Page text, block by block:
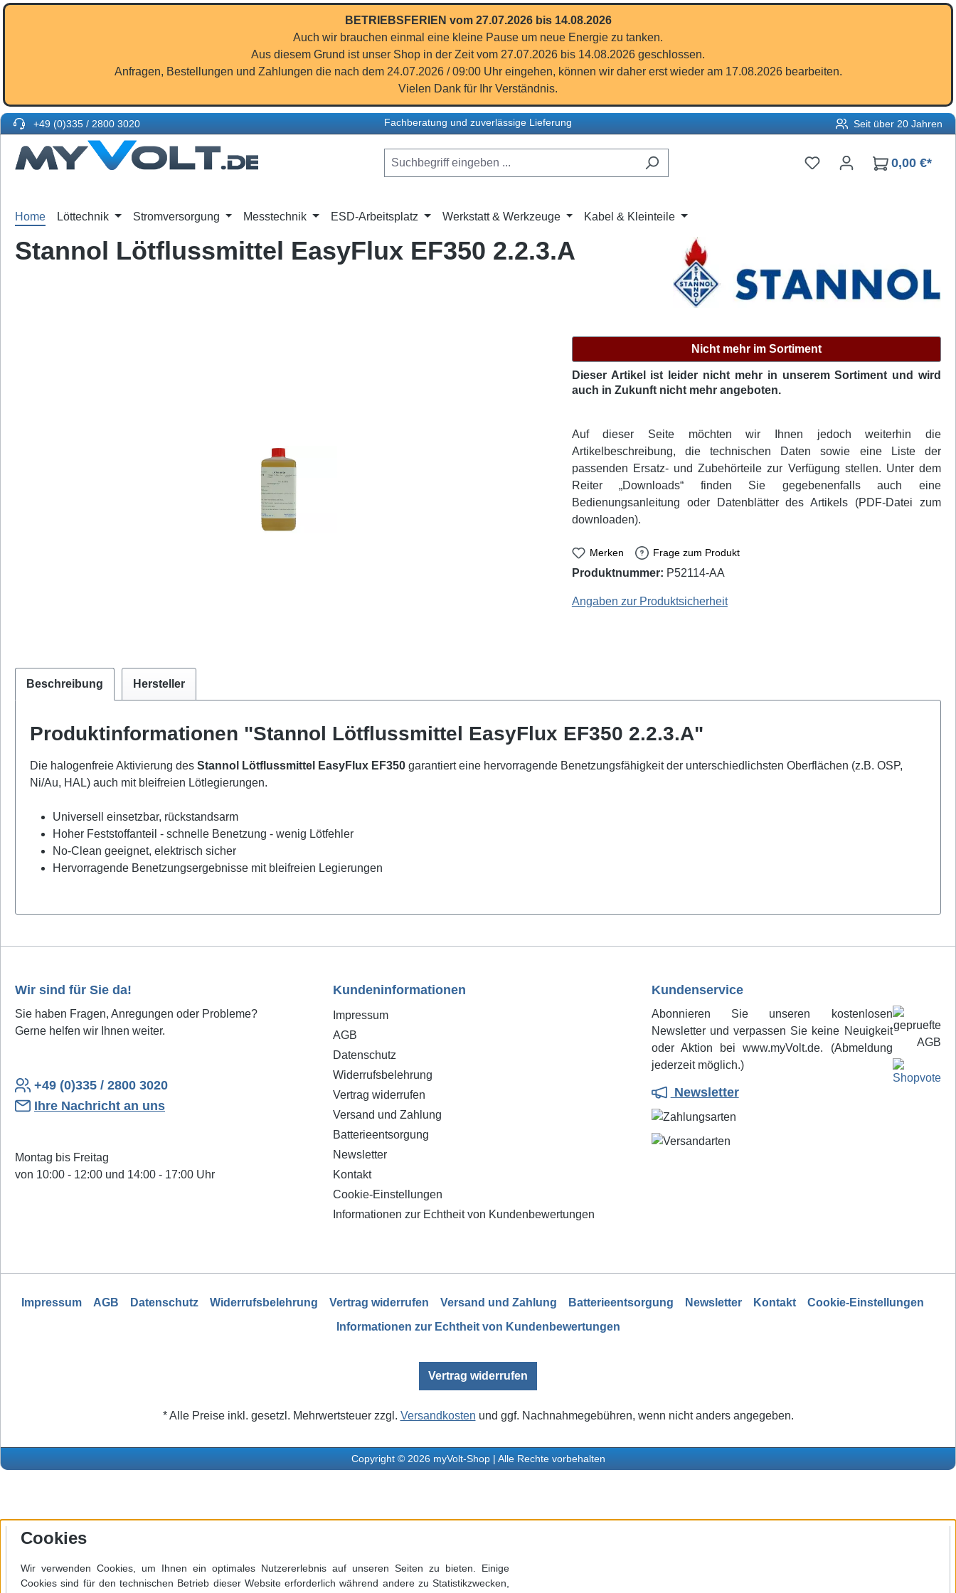
BETRIEBSFERIEN vom 27.07.2026 bis 14.08.2026
Auch wir brauchen einmal eine kleine Pause um neue Energie zu tanken.
Aus diesem Grund ist unser Shop in der Zeit vom 27.07.2026 bis 14.08.2026 geschlossen.
Anfragen, Bestellungen und Zahlungen die nach dem 24.07.2026 / 09:00 Uhr eingehen, können wir daher erst wieder am 17.08.2026 bearbeiten.
Vielen Dank für Ihr Verständnis.
+49 (0)335 / 2800 3020 Fachberatung und zuverlässige Lieferung Seit über 20 Jahren
Du hast 0 Produkte auf
0,00 €*
Home Löttechnik Stromversorgung Messtechnik ESD-Arbeitsplatz Werkstatt & Werkzeuge Kabel & Kleinteile
Stannol Lötflussmittel EasyFlux EF350 2.2.3.A
Nicht mehr im Sortiment
Dieser Artikel ist leider nicht mehr in unserem Sortiment und wird
auch in Zukunft nicht mehr angeboten.
Auf dieser Seite möchten wir Ihnen jedoch weiterhin die
Artikelbeschreibung, die technischen Daten sowie eine Liste der
passenden Ersatz- und Zubehörteile zur Verfügung stellen. Unter dem
Reiter „Downloads“ finden Sie gegebenenfalls auch eine
Bedienungsanleitung oder Datenblätter des Artikels (PDF-Datei zum
downloaden).
Merken Frage zum Produkt
Produktnummer: P52114-AA
Angaben zur Produktsicherheit
Beschreibung Hersteller
Produktinformationen "Stannol Lötflussmittel EasyFlux EF350 2.2.3.A"
Die halogenfreie Aktivierung des Stannol Lötflussmittel EasyFlux EF350 garantiert eine hervorragende Benetzungsfähigkeit der unterschiedlichsten Oberflächen (z.B. OSP,
Ni/Au, HAL) auch mit bleifreien Lötlegierungen.
Universell einsetzbar, rückstandsarm
Hoher Feststoffanteil - schnelle Benetzung - wenig Lötfehler
No-Clean geeignet, elektrisch sicher
Hervorragende Benetzungsergebnisse mit bleifreien Legierungen
Wir sind für Sie da!
Sie haben Fragen, Anregungen oder Probleme?
Gerne helfen wir Ihnen weiter.
+49 (0)335 / 2800 3020
Ihre Nachricht an uns
Montag bis Freitag
von 10:00 - 12:00 und 14:00 - 17:00 Uhr
Kundeninformationen
Impressum
AGB
Datenschutz
Widerrufsbelehrung
Vertrag widerrufen
Versand und Zahlung
Batterieentsorgung
Newsletter
Kontakt
Cookie-Einstellungen
Informationen zur Echtheit von Kundenbewertungen
Kundenservice
Abonnieren Sie unseren kostenlosen
Newsletter und verpassen Sie keine Neuigkeit
oder Aktion bei www.myVolt.de. (Abmeldung
jederzeit möglich.)
Newsletter
Impressum AGB Datenschutz Widerrufsbelehrung Vertrag widerrufen Versand und Zahlung Batterieentsorgung Newsletter Kontakt
Cookie-Einstellungen
Informationen zur Echtheit von Kundenbewertungen
Vertrag widerrufen
* Alle Preise inkl. gesetzl. Mehrwertsteuer zzgl. Versandkosten und ggf. Nachnahmegebühren, wenn nicht anders angegeben.
Copyright © 2026 myVolt-Shop | Alle Rechte vorbehalten
Cookies
Wir verwenden Cookies, um Ihnen ein optimales Nutzererlebnis auf unseren Seiten zu bieten. Einige
Cookies sind für den technischen Betrieb dieser Website erforderlich während andere zu Statistikzwecken,